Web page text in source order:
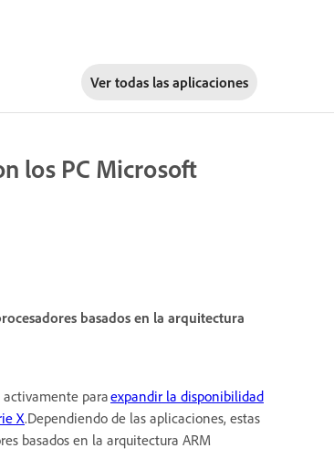
Ver todas las aplicaciones
los PC Microsoft
basados en la arquitectura
paraexpandir la disponibilidad
X.Dependiendo de las aplicaciones, estas
basados en la arquitectura ARM